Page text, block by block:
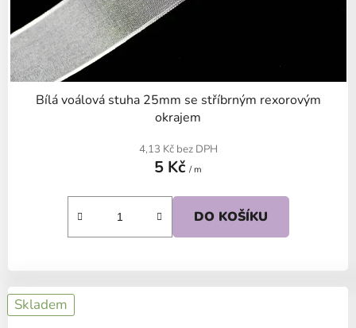
Bílá voálová stuha 25mm se stříbrným rexorovým
okrajem
4,13 Kč bez DPH
5 Kč / m
DO KOŠÍKU
Skladem